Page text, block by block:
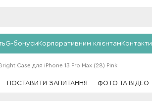
G-бонусиКорпоративним клієнтамКонтакти
Case для iPhone 13 Pro Max (28) Pink
ПОСТАВИТИ ЗАПИТАННЯ ФОТО ТА ВІДЕО